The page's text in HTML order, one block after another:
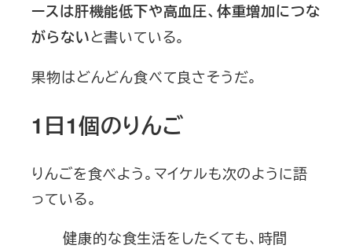
ースは肝機能低下や高血圧、体重増加につな
がらないと書いている。
果物はどんどん食べて良さそうだ。
1日1個のりんご
りんごを食べよう。マイケルも次のように語
っている。
健康的な食生活をしたくても、時間